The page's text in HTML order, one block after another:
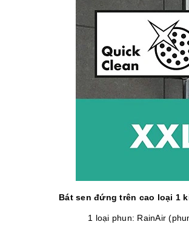
Bát sen đứng trên cao loại 1
1 loại phun: RainAir